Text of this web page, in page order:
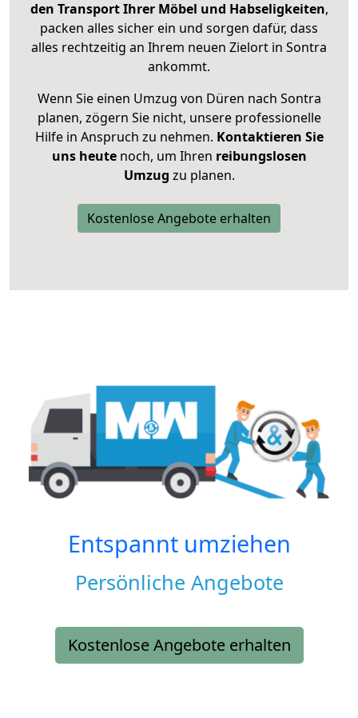
den Transport Ihrer Möbel und Habseligkeiten,
packen alles sicher ein und sorgen dafür, dass
alles rechtzeitig an Ihrem neuen Zielort in Sontra
ankommt.
Wenn Sie einen Umzug von Düren nach Sontra
planen, zögern Sie nicht, unsere professionelle
Hilfe in Anspruch zu nehmen. Kontaktieren Sie
uns heutenoch, um Ihren reibungslosen
Umzug zu planen.
Kostenlose Angebote erhalten
Entspannt umziehen
Persönliche Angebote
Kostenlose Angebote erhalten